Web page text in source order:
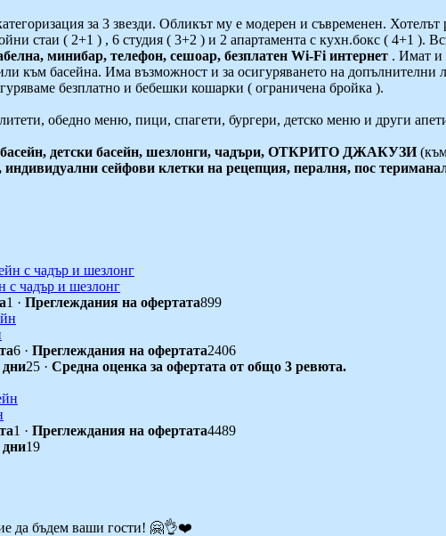
за 3 звезди. Обликът му е модерен и съвременен. Хотелът
стаи ( 2+1 ) , 6 студия ( 3+2 ) и 2 апартаментa с кухн.бокс ( 4+1 ).
минибар, телефон, сешоар, безплатен Wi-Fi интернет . Имат и
към басейна. Има възможност и за осигуряването на допълнителни
безплатно и бебешки кошарки ( ограничена бройка ).
обедно меню, пици, спагети, бургери, детско меню и други
басейн, детски басейн, шезлонги, чадъри, ОТКРИТО ДЖАКУЗИ
сейфови клетки на рецепция, пералня, пос
с чадър и шезлонг
1 · Преглеждания на офертата899
6 · Преглеждания на офертата2406
дни25 · Средна оценка за офертата от общо 3 ревюта.
1 · Преглеждания на офертата4489
дни19
да бъдем ваши гости! 🤗👌❤️